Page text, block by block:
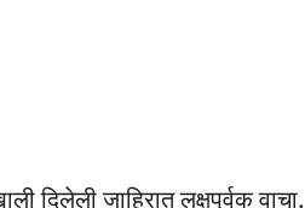
दिलेली जाहिरात लक्षपूर्वक वाचा.